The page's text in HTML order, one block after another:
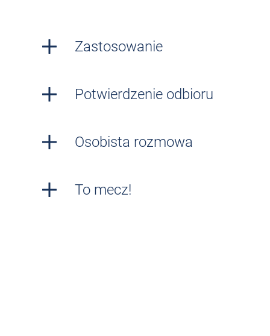
Zastosowanie
Potwierdzenie odbioru
Osobista rozmowa
To mecz!